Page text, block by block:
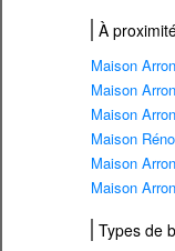
À
Maison
Maison
Maison
Maison
Maison
Maison
Types de